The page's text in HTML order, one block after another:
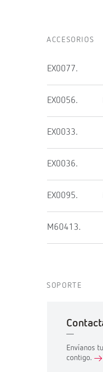
ACCESORIOS
EX0077.
EX0056.
EX0033.
EX0036.
EX0095.
M60413.
SOPORTE
Envíanos
contigo.